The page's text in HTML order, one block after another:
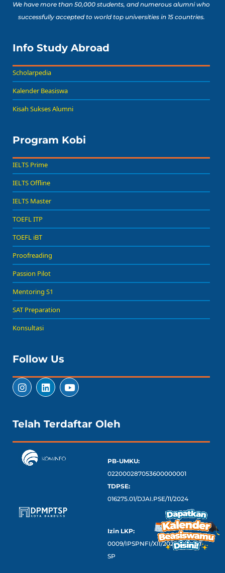
8 Lomba Jurusan
Psikologi untuk
Buat Persiapan Study
Baca Sekarang!
We have more than 50,000 students, and numerous alumni who
successfully accepted to world top universities in 15 countries.
Info Study Abroad
Scholarpedia
Kalender Beasiswa
Kisah Sukses Alumni
Program Kobi
IELTS Prime
IELTS Offline
IELTS Master
TOEFL ITP
TOEFL iBT
Proofreading
Passion Pilot
Mentoring S1
SAT Preparation
Konsultasi
Follow Us
Telah Terdaftar Oleh
PB-UMKU:
022000287053600000001
TDPSE:
016275.01/DJAI.PSE/11/2024
Izin LKP:
0009/IPSPNFI/XII/2023/DPMPT
SP